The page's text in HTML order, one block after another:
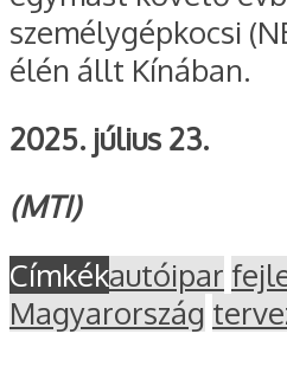
személygépkocsi
élén állt Kínában.
2025. július 23.
(MTI)
Címkékautóipar
Magyarország